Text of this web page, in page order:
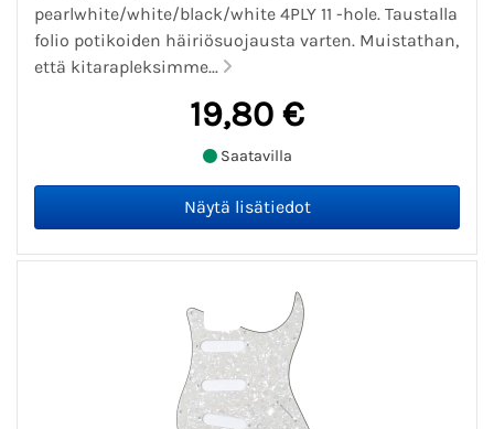
pearlwhite/white/black/white 4PLY 11 -hole. Taustalla
folio potikoiden häiriösuojausta varten. Muistathan,
että kitarapleksimme...
19,80 €
Saatavilla